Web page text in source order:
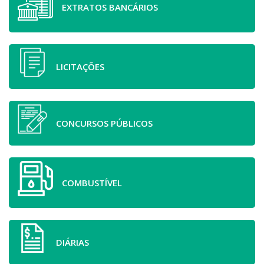
EXTRATOS BANCÁRIOS
LICITAÇÕES
CONCURSOS PÚBLICOS
COMBUSTÍVEL
DIÁRIAS